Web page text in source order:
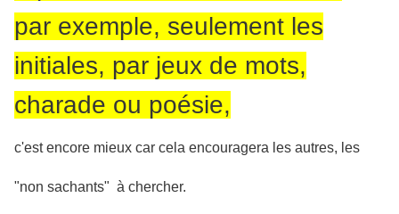
par exemple, seulement les
initiales, par jeux de mots,
charade ou poésie,
c'est encore mieux car cela encouragera les autres, les
"non sachants" à chercher.